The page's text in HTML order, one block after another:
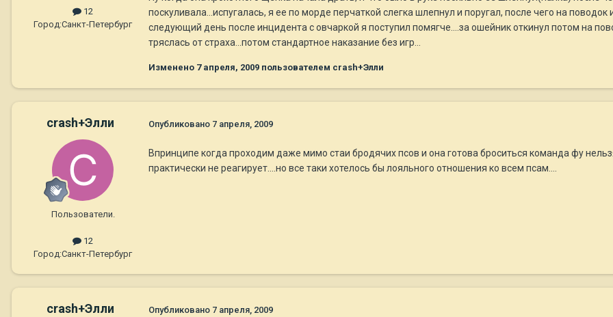
12
Город:Санкт-Петербург
поскуливала...испугалась, я ее по морде перчаткой слегка шлепнул и поругал, после чего на
следующий день после инцидента с овчаркой я поступил помягче....за ошейник откинул потом на
тряслась от страха...потом стандартное наказание без игр...
Изменено 7 апреля, 2009 пользователем crash+Элли
crash+Элли
Пользователи.
12
Город:Санкт-Петербург
Опубликовано 7 апреля, 2009
Впринципе когда проходим даже мимо стаи бродячих псов и она готова броситься команда фу
практически не реагирует....но все таки хотелось бы лояльного отношения ко всем псам....
crash+Элли Опубликовано 7 апреля, 2009